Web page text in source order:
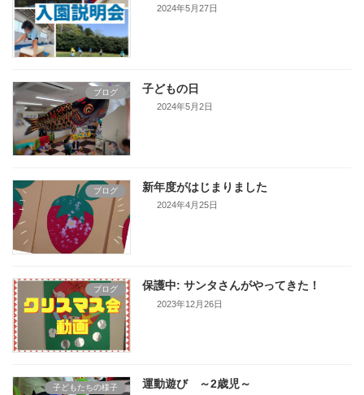
2024年5月27日
ブログ 子どもの日
2024年5月2日
ブログ 新年度がはじまりました
2024年4月25日
ブログ 保護中: サンタさんがやってきた！
2023年12月26日
子どもたちの様子 運動遊び ～2歳児～